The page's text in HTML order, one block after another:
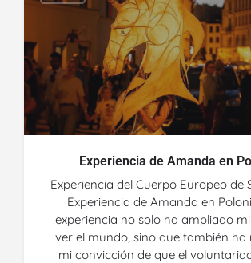
Experiencia de Amanda en
Experiencia del Cuerpo Europeo de
Experiencia de Amanda en
experiencia no solo ha ampliado
ver el mundo, sino que también ha
mi convicción de que el